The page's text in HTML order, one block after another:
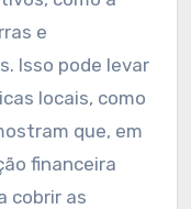
e
Isso pode levar
locais, como
que, em
financeira
cobrir as